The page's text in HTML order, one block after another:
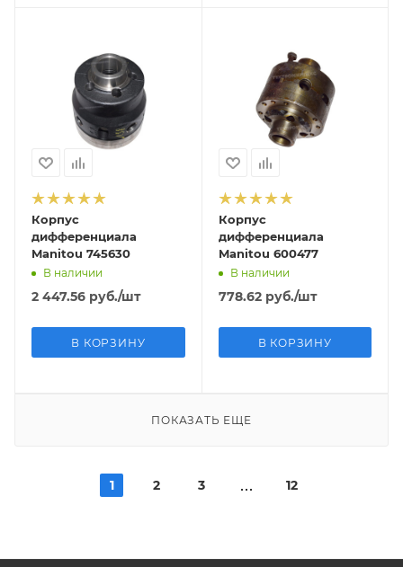
Корпус
дифференциала
Manitou 745630
В наличии
2 447.56 руб./шт
В КОРЗИНУ
Корпус
дифференциала
Manitou 600477
В наличии
778.62руб./шт
В КОРЗИНУ
ПОКАЗАТЬ ЕЩЕ
1 2 3 12